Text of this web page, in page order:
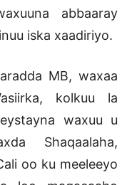
abbaaray
iska xaadiriyo.
MB, waxaa
kolkuu la
waxuu u
Shaqaalaha,
oo ku meeleeyo